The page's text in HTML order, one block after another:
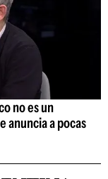
no es un
anuncia a pocas